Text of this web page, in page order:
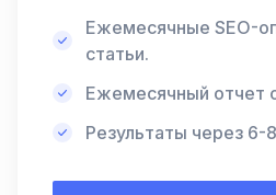
Ежемесячные SEO-
статьи.
Ежемесячный отчет
Результаты через 6-